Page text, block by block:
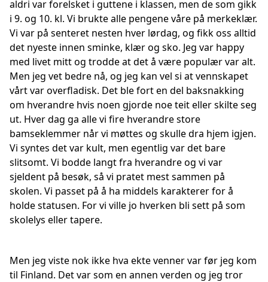
aldri var forelsket i guttene i klassen, men de som gikk
i 9. og 10. kl. Vi brukte alle pengene våre på merkeklær.
Vi var på senteret nesten hver lørdag, og fikk oss alltid
det nyeste innen sminke, klær og sko. Jeg var happy
med livet mitt og trodde at det å være populær var alt.
Men jeg vet bedre nå, og jeg kan vel si at vennskapet
vårt var overfladisk. Det ble fort en del baksnakking
om hverandre hvis noen gjorde noe teit eller skilte seg
ut. Hver dag ga alle vi fire hverandre store
bamseklemmer når vi møttes og skulle dra hjem igjen.
Vi syntes det var kult, men egentlig var det bare
slitsomt. Vi bodde langt fra hverandre og vi var
sjeldent på besøk, så vi pratet mest sammen på
skolen. Vi passet på å ha middels karakterer for å
holde statusen. For vi ville jo hverken bli sett på som
skolelys eller tapere.
Men jeg viste nok ikke hva ekte venner var før jeg kom
til Finland. Det var som en annen verden og jeg tror